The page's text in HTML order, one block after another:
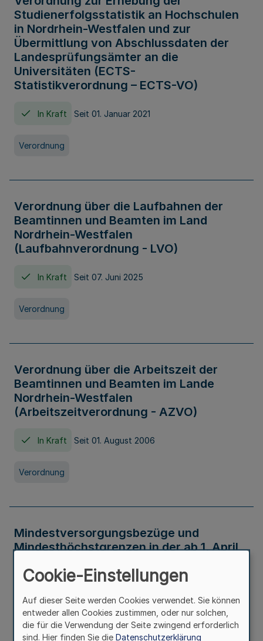
Studienerfolgsstatistik an Hochschulen
in Nordrhein-Westfalen und zur
Übermittlung von Abschlussdaten der
Landesprüfungsämter an die
Universitäten (ECTS-
Statistikverordnung – ECTS-VO)
In Kraft Seit 01. Januar 2021
Verordnung
Verordnung über die Laufbahnen der
Beamtinnen und Beamten im Land
Nordrhein-Westfalen
(Laufbahnverordnung - LVO)
In Kraft Seit 07. Juni 2025
Verordnung
Verordnung über die Arbeitszeit der
Beamtinnen und Beamten im Lande
Nordrhein-Westfalen
(Arbeitszeitverordnung - AZVO)
In Kraft Seit 01. August 2006
Verordnung
Mindestversorgungsbezüge und
Mindesthöchstgrenzen in der ab 1. April
Verwaltungsvorschrift
Cookie-Einstellungen
Auf dieser Seite werden Cookies verwendet. Sie können
entweder allen Cookies zustimmen, oder nur solchen,
die für die Verwendung der Seite zwingend erforderlich
sind. Hier finden Sie die Datenschutzerklärung